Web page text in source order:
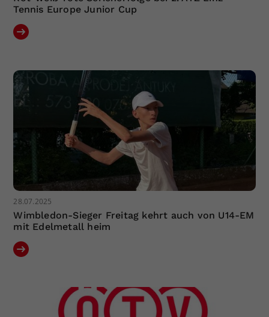
Tennis Europe Junior Cup
28.07.2025
Wimbledon-Sieger Freitag kehrt auch von U14-EM
mit Edelmetall heim